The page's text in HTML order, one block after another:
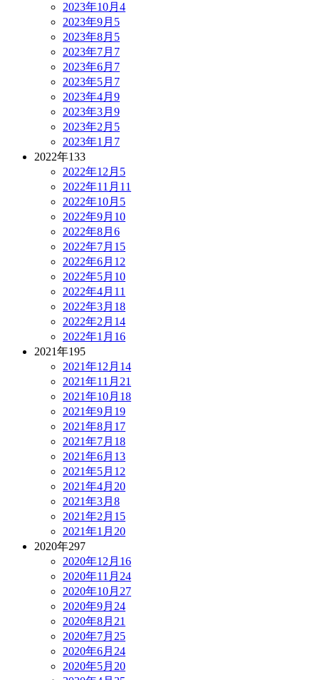
2023年10月 4
2023年9月 5
2023年8月 5
2023年7月 7
2023年6月 7
2023年5月 7
2023年4月 9
2023年3月 9
2023年2月 5
2023年1月 7
2022年133
2022年12月 5
2022年11月 11
2022年10月 5
2022年9月 10
2022年8月 6
2022年7月 15
2022年6月 12
2022年5月 10
2022年4月 11
2022年3月 18
2022年2月 14
2022年1月 16
2021年195
2021年12月 14
2021年11月 21
2021年10月 18
2021年9月 19
2021年8月 17
2021年7月 18
2021年6月 13
2021年5月 12
2021年4月 20
2021年3月 8
2021年2月 15
2021年1月 20
2020年297
2020年12月 16
2020年11月 24
2020年10月 27
2020年9月 24
2020年8月 21
2020年7月 25
2020年6月 24
2020年5月 20